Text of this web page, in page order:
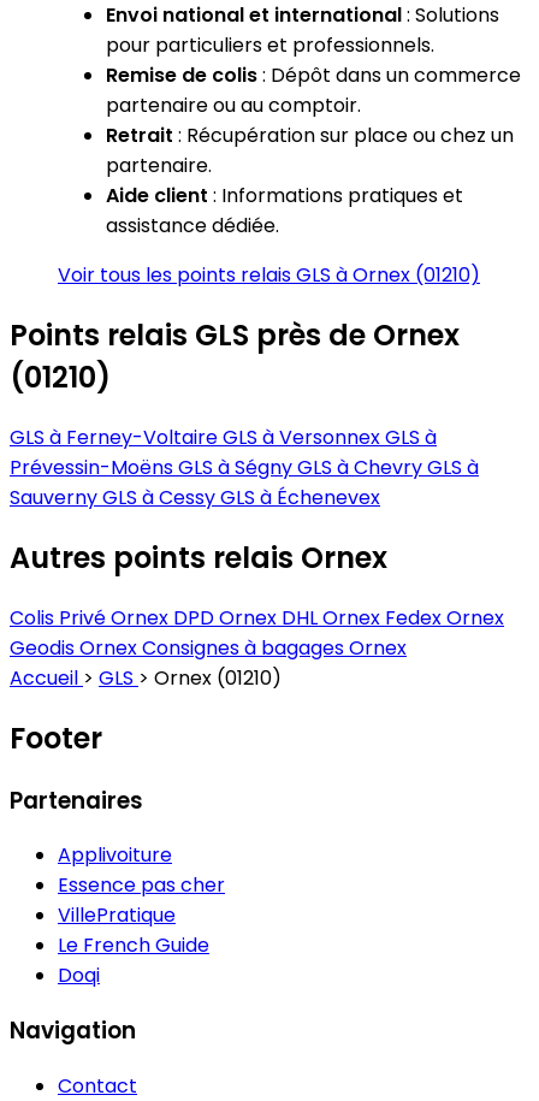
Envoi national et international: Solutions
pour particuliers et professionnels.
Remise de colis: Dépôt dans un commerce
partenaire ou au comptoir.
Retrait : Récupération sur place ou chez un
partenaire.
Aide client : Informations pratiques et
assistance dédiée.
Voir tous les points relais GLS à Ornex (01210)
Points relais GLS près de Ornex
(01210)
GLS à Ferney-VoltaireGLS à VersonnexGLS à
Prévessin-MoënsGLS à SégnyGLS à ChevryGLS à
SauvernyGLS à CessyGLS à Échenevex
Autres points relais Ornex
Colis Privé Ornex DPD Ornex DHL Ornex Fedex Ornex
Geodis OrnexConsignes à bagages Ornex
Accueil > GLS > Ornex (01210)
Footer
Partenaires
Applivoiture
Essence pas cher
VillePratique
Le French Guide
Doqi
Navigation
Contact